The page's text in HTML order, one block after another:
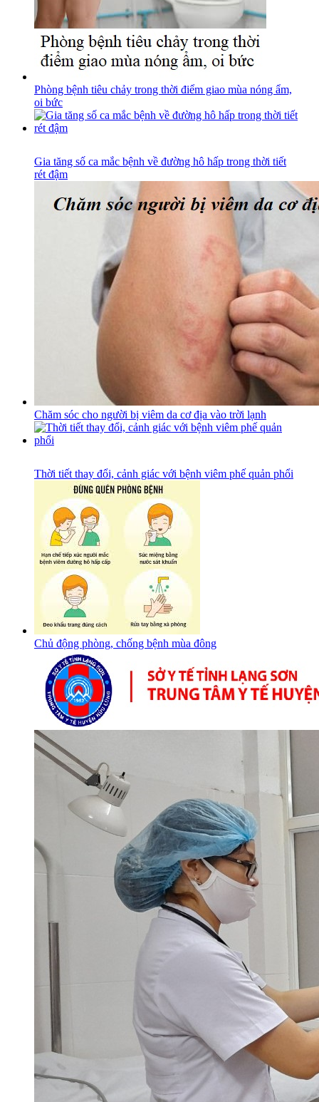
Phòng bệnh tiêu chảy trong thời điểm giao mùa nóng ẩm,
oi bức
Gia tăng số ca mắc bệnh về đường hô hấp trong thời tiết
rét đậm
Chăm sóc cho người bị viêm da cơ địa vào trời lạnh
Thời tiết thay đổi, cảnh giác với bệnh viêm phế quản phổi
Chủ động phòng, chống bệnh mùa đông